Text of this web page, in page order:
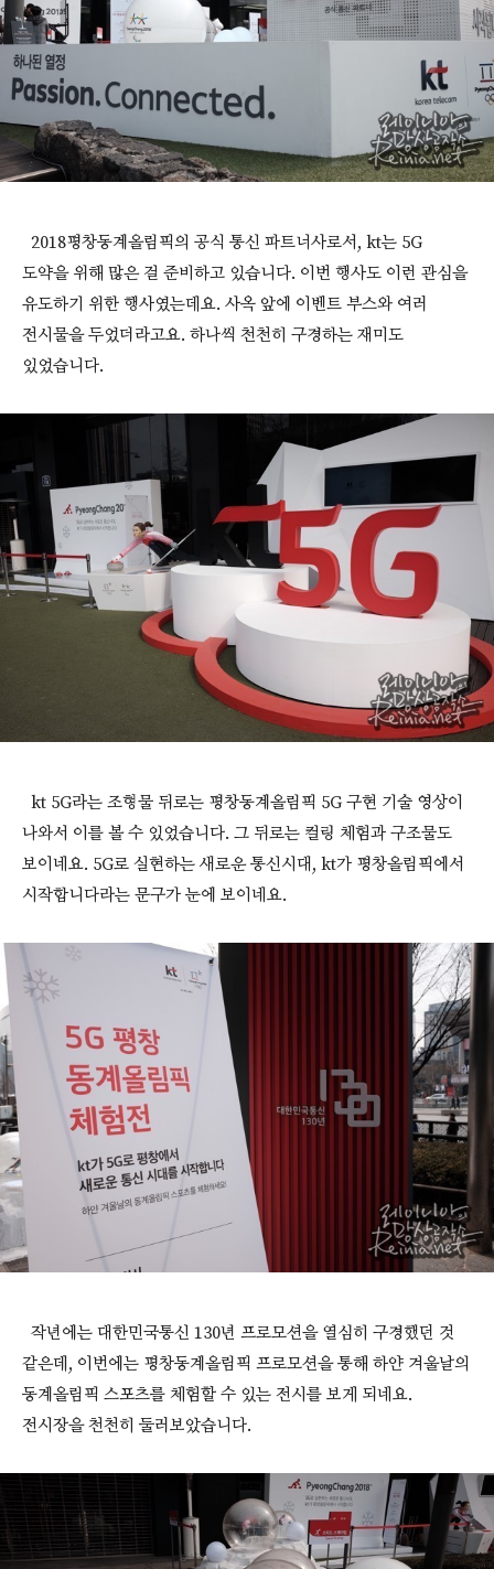
2018평창동계올림픽의 공식 통신 파트너사로서, kt는 5G
도약을 위해 많은 걸 준비하고 있습니다. 이번 행사도 이런 관심을
유도하기 위한 행사였는데요. 사옥 앞에 이벤트 부스와 여러
전시물을 두었더라고요. 하나씩 천천히 구경하는 재미도
있었습니다.
kt 5G라는 조형물 뒤로는 평창동계올림픽 5G 구현 기술 영상이
나와서 이를 볼 수 있었습니다. 그 뒤로는 컬링 체험과 구조물도
보이네요. 5G로 실현하는 새로운 통신시대, kt가 평창올림픽에서
시작합니다라는 문구가 눈에 보이네요.
작년에는 대한민국통신 130년 프로모션을 열심히 구경했던 것
같은데, 이번에는 평창동계올림픽 프로모션을 통해 하얀 겨울날의
동계올림픽 스포츠를 체험할 수 있는 전시를 보게 되네요.
전시장을 천천히 둘러보았습니다.